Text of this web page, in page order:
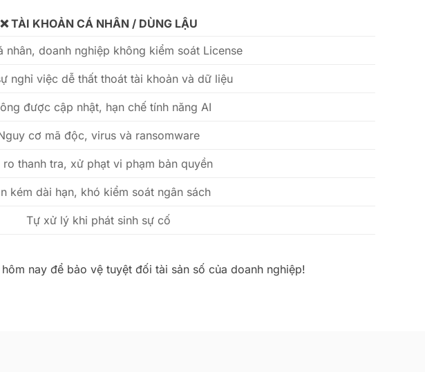
❌ TÀI KHOẢN CÁ NHÂN / DÙNG LẬU
nhân, doanh nghiệp không kiểm soát License
nghỉ việc dễ thất thoát tài khoản và dữ liệu
được cập nhật, hạn chế tính năng AI
cơ mã độc, virus và ransomware
ro thanh tra, xử phạt vi phạm bản quyền
kém dài hạn, khó kiểm soát ngân sách
Tự xử lý khi phát sinh sự cố
nay để bảo vệ tuyệt đối tài sản số của doanh nghiệp!